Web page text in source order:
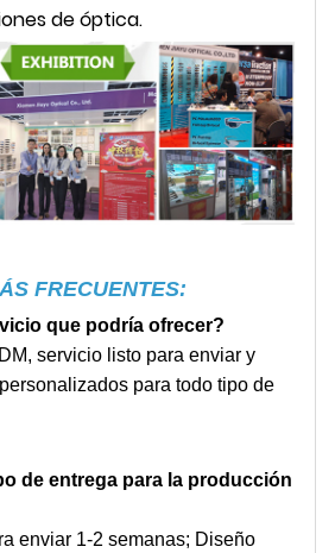
de óptica.
FRECUENTES:
que podría ofrecer?
servicio listo para enviar y
para todo tipo de
de entrega para la producción
enviar 1-2 semanas; Diseño